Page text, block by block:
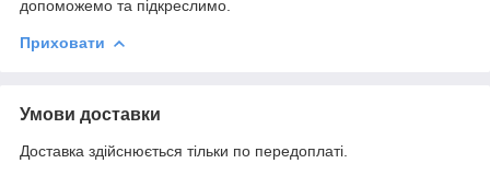
допоможемо та підкреслимо.
Приховати
Умови доставки
Доставка здійснюється тільки по передоплаті.